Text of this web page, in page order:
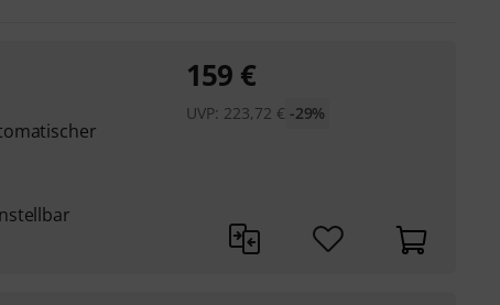
159 €
UVP: 223,72 € -29%